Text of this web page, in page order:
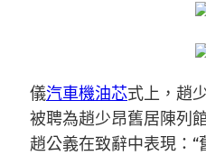
儀汽車機油芯式上，趙
被聘為趙少昂舊居陳列
趙公義在致辭中表現：“